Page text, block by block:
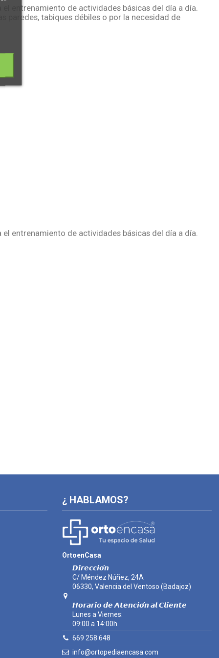
entrenamiento de actividades básicas del día a día.
paredes, tabiques débiles o por la necesidad de
entrenamiento de actividades básicas del día a día.
¿ HABLAMOS?
OrtoenCasa
𝘿𝙞𝙧𝙚𝙘𝙘𝙞𝙤́𝙣
C/ Méndez Núñez, 24A
06330, Valencia del Ventoso (Badajoz)
𝙃𝙤𝙧𝙖𝙧𝙞𝙤 𝙙𝙚 𝘼𝙩𝙚𝙣𝙘𝙞𝙤́𝙣 𝙖𝙡 𝘾𝙡𝙞𝙚𝙣𝙩𝙚
Lunes a Viernes:
09:00 a 14:00h.
669 258 648
info@ortopediaencasa.com